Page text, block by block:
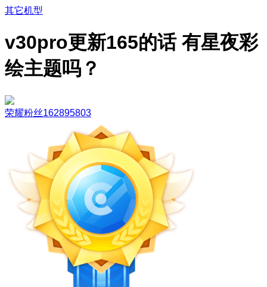
其它机型
v30pro更新165的话 有星夜彩
绘主题吗？
荣耀粉丝162895803